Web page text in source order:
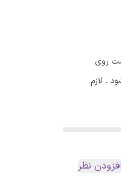
روی
. لازم
افزودن نظر